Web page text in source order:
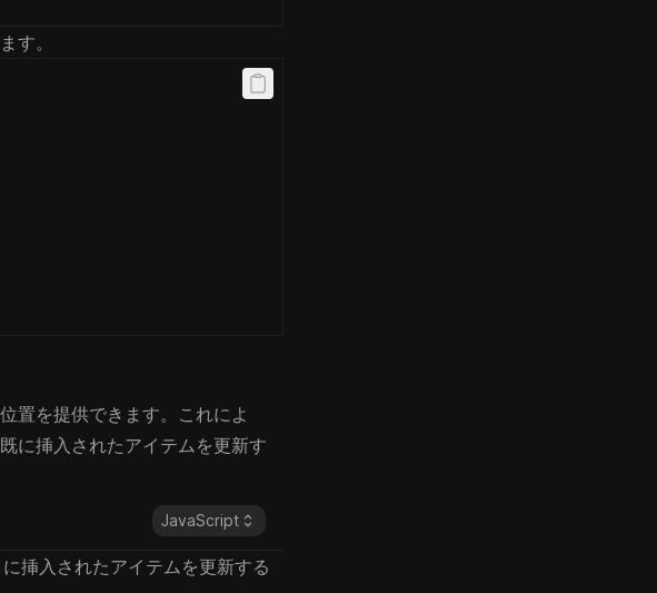
す。
置を提供できます。これによ
に挿入されたアイテムを更新す
JavaScript
挿入されたアイテムを更新する